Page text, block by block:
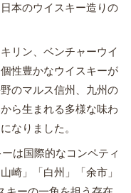
本のウイスキー造りの
リン、ベンチャーウイ
性豊かなウイスキーが
のマルス信州、九州の
ら生まれる多様な味わ
なりました。
は国際的なコンペティ
崎」「白州」「余市」